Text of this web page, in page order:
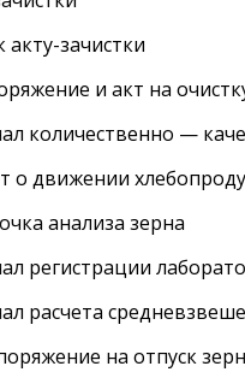
зачистки
и акт на
—
движении
анализа зерна
на отпуск